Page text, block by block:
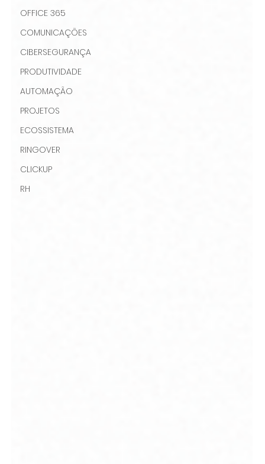
OFFICE 365
COMUNICAÇÕES
CIBERSEGURANÇA
PRODUTIVIDADE
AUTOMAÇÃO
PROJETOS
ECOSSISTEMA
RINGOVER
CLICKUP
RH